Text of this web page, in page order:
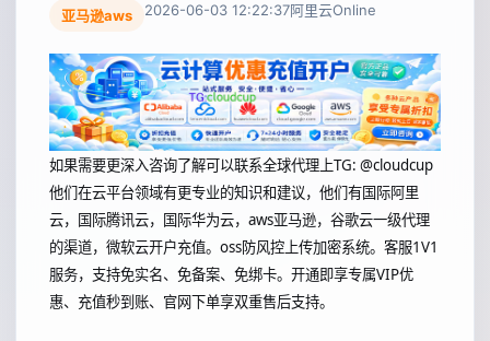
亚马逊aws 2026-06-03 12:22:37阿里云Online
如果需要更深入咨询了解可以联系全球代理上TG: @cloudcup
他们在云平台领域有更专业的知识和建议，他们有国际阿里
云，国际腾讯云，国际华为云，aws亚马逊，谷歌云一级代理
的渠道，微软云开户充值。oss防风控上传加密系统。客服1V1
服务，支持免实名、免备案、免绑卡。开通即享专属VIP优
惠、充值秒到账、官网下单享双重售后支持。